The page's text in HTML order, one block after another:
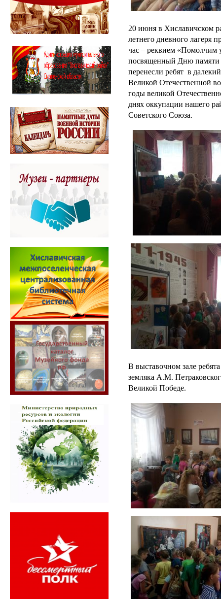
20 июня в Хиславичском
летнего дневного
час – реквием «Помолчим
посвященный Дню памяти
перенесли ребят в
Великой Отечественной
годы великой
днях оккупации нашего
Советского Союза.
В выставочном зале
земляка А.М.
Великой Победе.